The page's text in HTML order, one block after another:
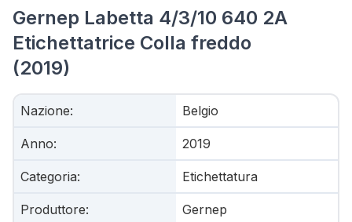
Gernep Labetta 4/3/10 640 2A
Etichettatrice Colla freddo
(2019)
Nazione: Belgio
Anno: 2019
Categoria: Etichettatura
Produttore: Gernep